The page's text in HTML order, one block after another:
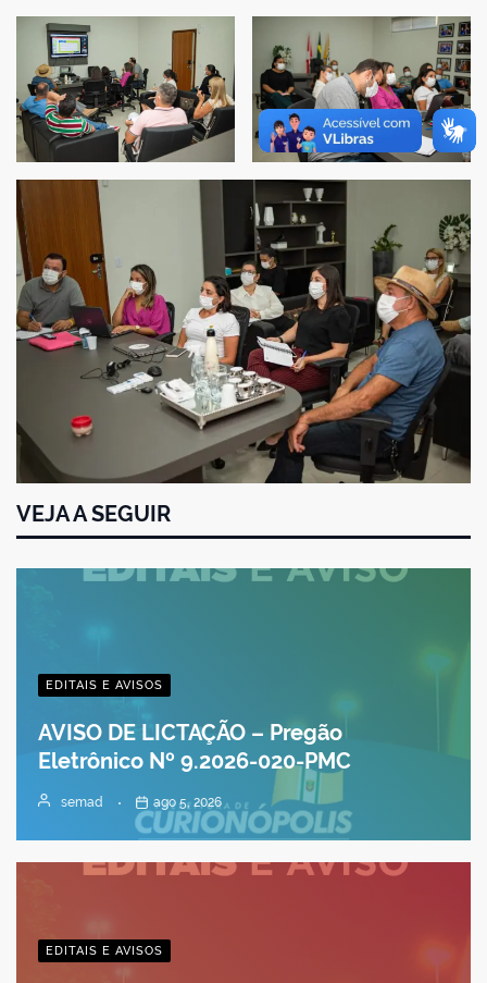
VEJA A SEGUIR
EDITAIS E AVISOS
AVISO DE LICTAÇÃO – Pregão
Eletrônico Nº 9.2026-020-PMC
semad ago 5, 2026
EDITAIS E AVISOS